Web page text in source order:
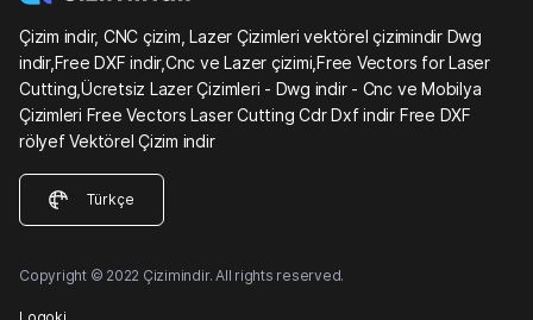
Çizim indir, CNC çizim, Lazer Çizimleri vektörel çizimindir Dwg
indir,Free DXF indir,Cnc ve Lazer çizimi,Free Vectors for Laser
Cutting,Ücretsiz Lazer Çizimleri - Dwg indir - Cnc ve Mobilya
Çizimleri Free Vectors Laser Cutting Cdr Dxf indir Free DXF
rölyef Vektörel Çizim indir
Türkçe
Copyright © 2022 Çizimindir. All rights reserved.